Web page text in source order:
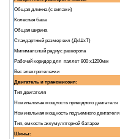
Общая длинна (с вилами)
Колесная база
Общая ширина
Стандартный размер вил (ДxШxТ)
Минимальный радиус разворота
Рабочий коридор для паллет 800 х1200мм
Вес электротележки
Двигатель и трансмиссия:
Тип двигателя
Номинальная мощность приводного двигателя
Номинальная мощность подъемного двигателя
Тип, емкость аккумуляторной батареи
Шины: